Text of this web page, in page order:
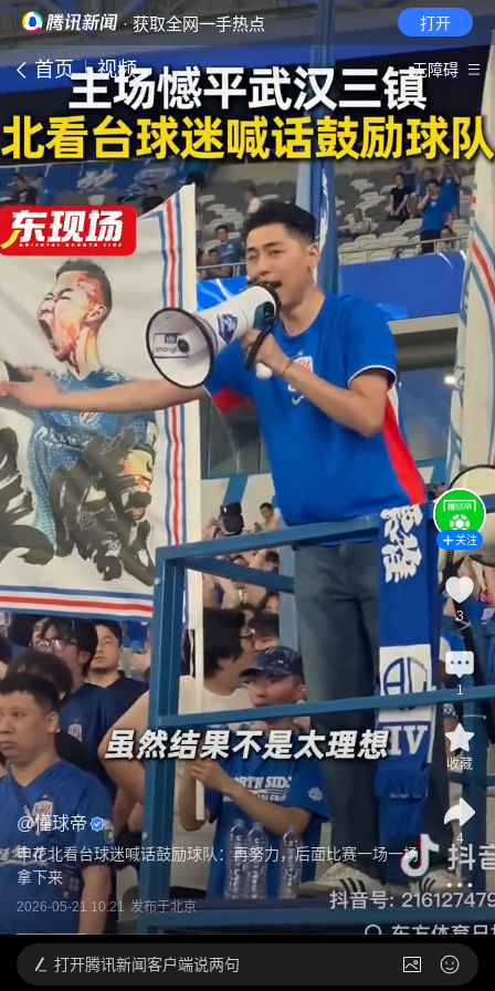
· 获取全网一手热点 打开
首页 视频 无障碍
@懂球帝
申花北看台球迷喊话鼓励球队：再努力，后面比赛一场一场
拿下来
2026-05-21 10:21 发布于北京
关注
3
1
收藏
4
打开腾讯新闻客户端说两句